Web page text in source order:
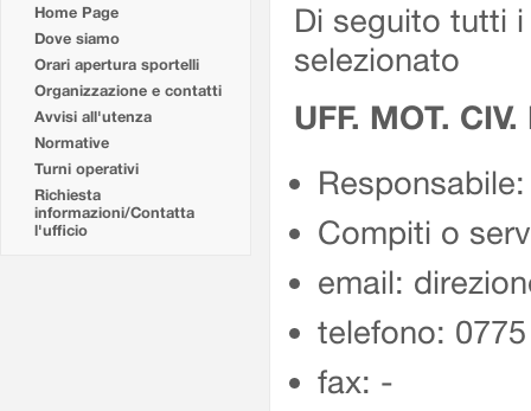
Home Page
Dove siamo
Orari apertura sportelli
Organizzazione e contatti
Avvisi all'utenza
Normative
Turni operativi
Richiesta
informazioni/Contatta
l'ufficio
Di seguito tutti
selezionato
UFF. MOT.
Compiti o
email:
telefono:
fax: -